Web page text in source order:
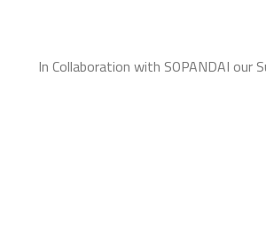
In Collaboration with SOPANDAI our